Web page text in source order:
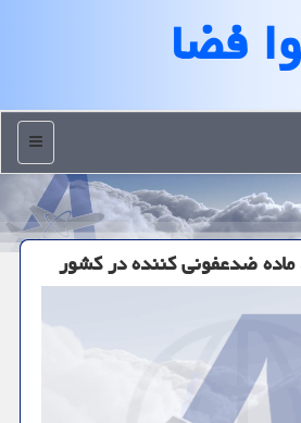
فضا
منو
ضدعفونی كننده در كشور